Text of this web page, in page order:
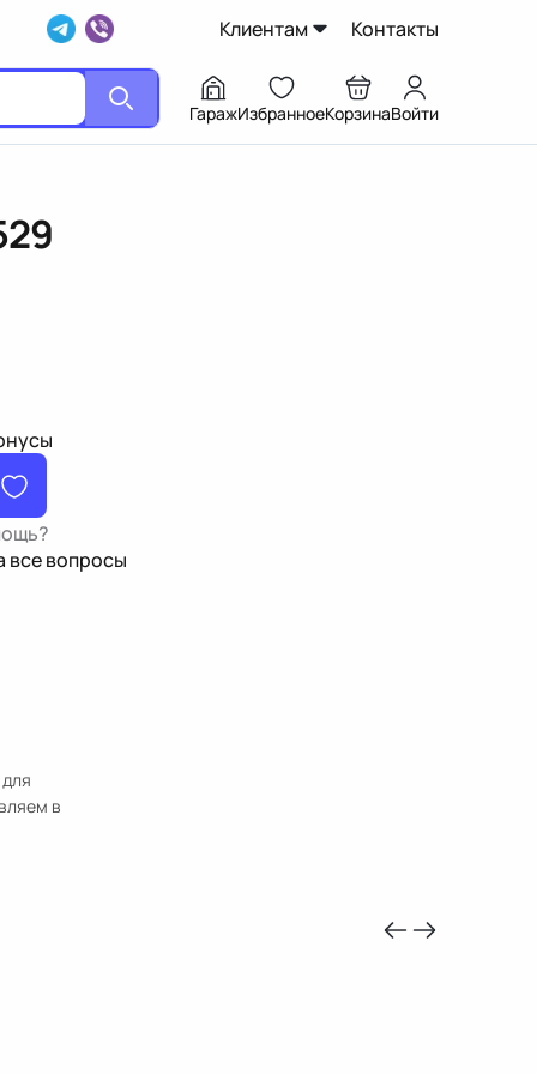
Клиентам Контакты
ГаражИзбранноеКорзинаВойти
все вопросы
в